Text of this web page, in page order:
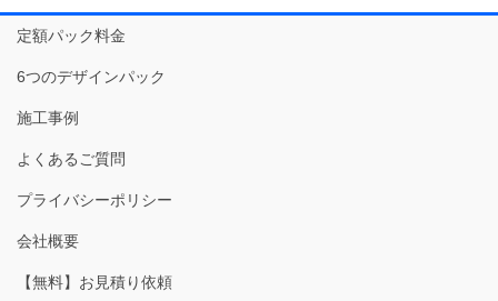
定額パック料金
6つのデザインパック
施工事例
よくあるご質問
プライバシーポリシー
会社概要
【無料】お見積り依頼